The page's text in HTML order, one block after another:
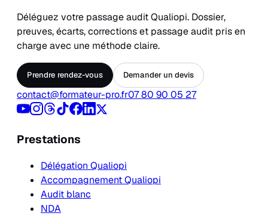
Déléguez votre passage audit Qualiopi. Dossier,
preuves, écarts, corrections et passage audit pris en
charge avec une méthode claire.
Prendre rendez-vous Demander un devis
contact@formateur-pro.fr07 80 90 05 27
Prestations
Délégation Qualiopi
Accompagnement Qualiopi
Audit blanc
NDA